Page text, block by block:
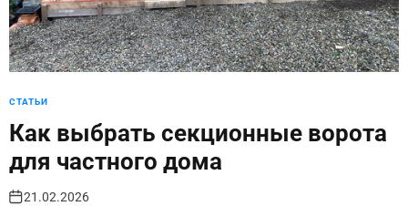
СТАТЬИ
Как выбрать секционные ворота
для частного дома
21.02.2026